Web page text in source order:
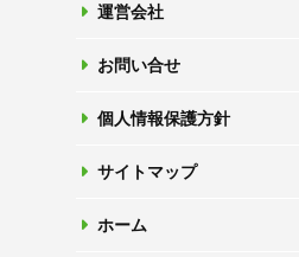
運営会社
お問い合せ
個人情報保護方針
サイトマップ
ホーム